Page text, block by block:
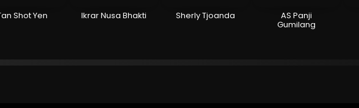
Shot Yen Ikrar Nusa Bhakti Sherly Tjoanda AS Panji
Gumilang